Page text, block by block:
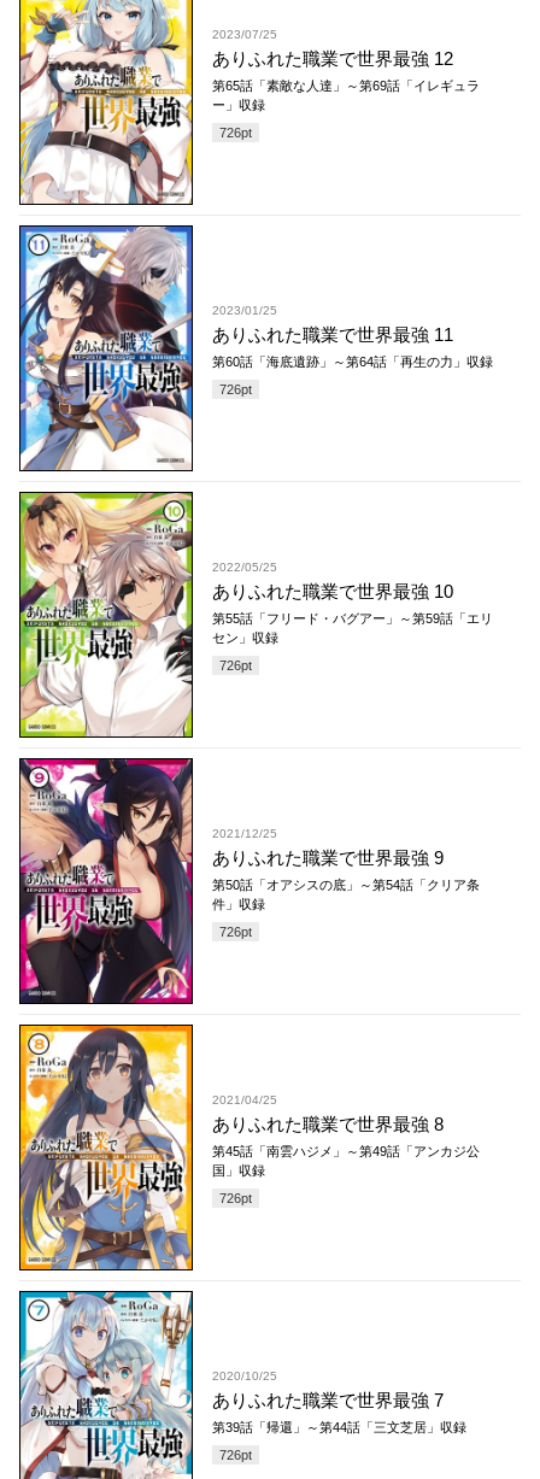
2023/07/25
ありふれた職業で世界最強 12
第65話「素敵な人達」～第69話「イレギュラ
ー」収録
726pt
2023/01/25
ありふれた職業で世界最強 11
第60話「海底遺跡」～第64話「再生の力」収録
726pt
2022/05/25
ありふれた職業で世界最強 10
第55話「フリード・バグアー」～第59話「エリ
セン」収録
726pt
2021/12/25
ありふれた職業で世界最強 9
第50話「オアシスの底」～第54話「クリア条
件」収録
726pt
2021/04/25
ありふれた職業で世界最強 8
第45話「南雲ハジメ」～第49話「アンカジ公
国」収録
726pt
2020/10/25
ありふれた職業で世界最強 7
第39話「帰還」～第44話「三文芝居」収録
726pt